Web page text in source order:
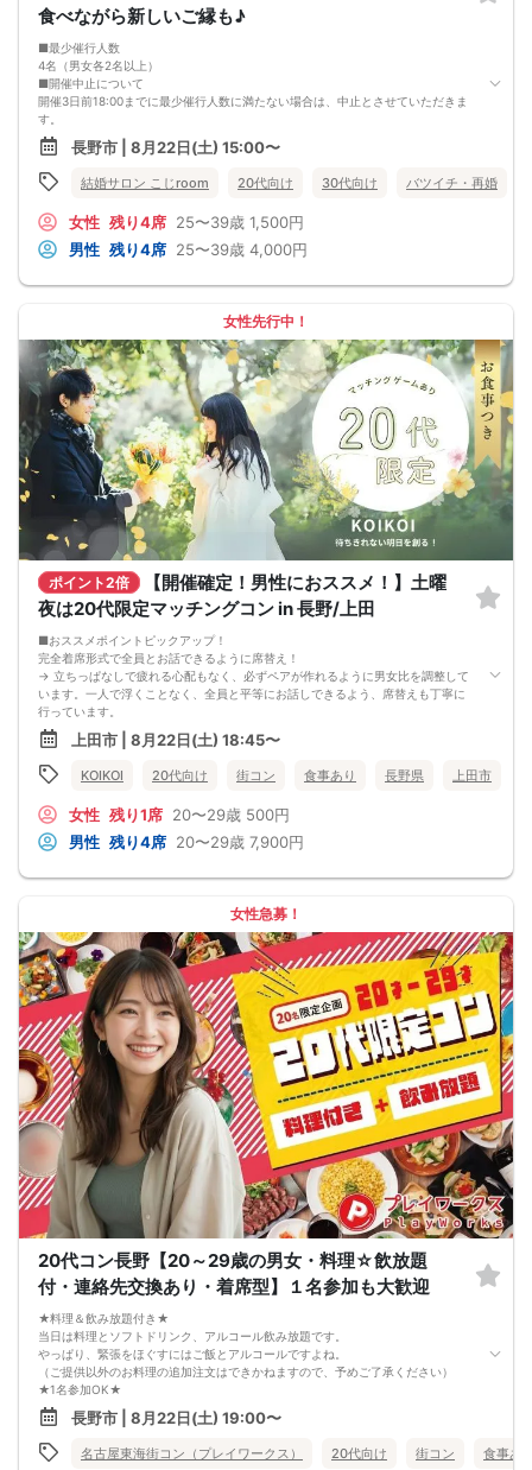
食べながら新しいご縁も♪
■最少催行人数
4名（男女各2名以上）
■開催中止について
開催3日前18:00までに最少催行人数に満たない場合は、中止とさせていただきま
す。
■参加費（早期申込み割引）
〇超早割（8月8日（土）23:59までのお申込み）
男性：4,000円
女性：1,500円
男性：4,500円
女性：2,000円
〇通常価格（8月16日（日）以降のお申込み）
※定員になり次第、受付を終了いたします。お早めのお申し込みがおすすめです🤗
会場専用の駐車場はございません。
お車でお越しの方は、近隣のコインパーキング等をご利用ください。
※駐車料金は各自でのご負担をお願いいたします。
長野市 | 8月22日(土) 15:00〜
結婚サロン こじroom 20代向け 30代向け バツイチ・再婚
女性 残り4席 25〜39歳 1,500円
男性 残り4席 25〜39歳 4,000円
女性先行中！
ポイント2倍
【開催確定！男性におススメ！】土曜
夜は20代限定マッチングコン in 長野/上田
■おススメポイントピックアップ！
完全着席形式で全員とお話できるように席替え！
→ 立ちっぱなしで疲れる心配もなく、必ずペアが作れるように男女比を調整して
います。一人で浮くことなく、全員と平等にお話しできるよう、席替えも丁寧に
行っています。
会話を盛り上げるプロフィールシート！
→ 趣味や好みからスムーズに会話がスタート！「何を話そう…」と悩むことな
く、共通の話題で盛り上がれます。
自然なつながりをサポートするマッチングゲーム開催！
返却されるので安心です。
■最少催行人数
男女2対2
4品以上のコース料理＋アルコール含む飲み放題付き！
→ お酒が飲めない方にはソフトドリンクも豊富にご用意しています！
上田市 | 8月22日(土) 18:45〜
KOIKOI 20代向け 街コン 食事あり 長野県 上田市
女性 残り1席 20〜29歳 500円
男性 残り4席 20〜29歳 7,900円
女性急募！
20代コン長野【20～29歳の男女・料理☆飲放題
付・連絡先交換あり・着席型】１名参加も大歓迎
★料理＆飲み放題付き★
当日は料理とソフトドリンク、アルコール飲み放題です。
やっぱり、緊張をほぐすにはご飯とアルコールですよね。
（ご提供以外のお料理の追加注文はできかねますので、予めご了承ください）
★1名参加OK★
他の1名参加の方とペアになりますし、友達作りにも最適です。
基本的には２：２のグループトークとなります。
（１：１でのトークはございませんので、予めご了承ください）
★プロフィールカードにより会話のキッカケもバッチリ★
長野市 | 8月22日(土) 19:00〜
名古屋東海街コン（プレイワークス） 20代向け 街コン 食事あ